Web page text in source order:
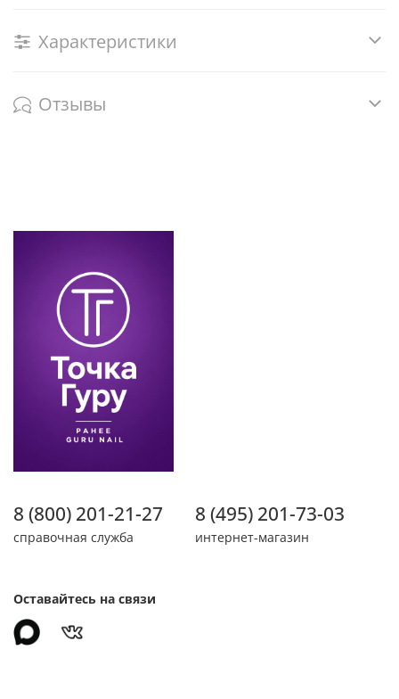
Характеристики
Отзывы
8 (800) 201-21-27
справочная служба
8 (495) 201-73-03
интернет-магазин
Оставайтесь на связи